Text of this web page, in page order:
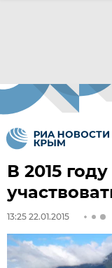
В 2015
13:25 22.01.2015